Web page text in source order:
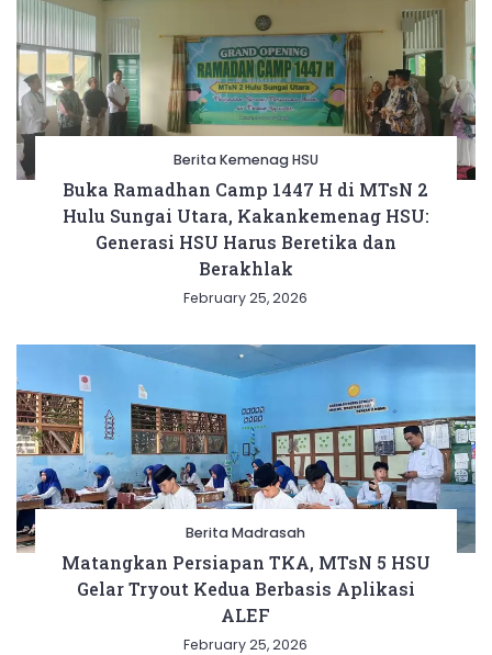
Berita Kemenag HSU
Buka Ramadhan Camp 1447 H di MTsN 2
Hulu Sungai Utara, Kakankemenag HSU:
Generasi HSU Harus Beretika dan
Berakhlak
February 25, 2026
Berita Madrasah
Matangkan Persiapan TKA, MTsN 5 HSU
Gelar Tryout Kedua Berbasis Aplikasi
ALEF
February 25, 2026